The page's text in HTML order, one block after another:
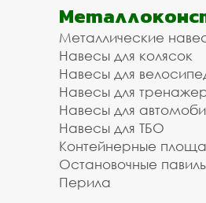
Металлические
Навесы для колясок
Навесы для
Навесы для
Навесы для
Навесы для ТБО
Контейнерные
Остановочные
Перила